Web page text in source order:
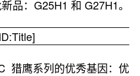
品：G25H1 和 G27H1。
猎鹰系列的优秀基因：优